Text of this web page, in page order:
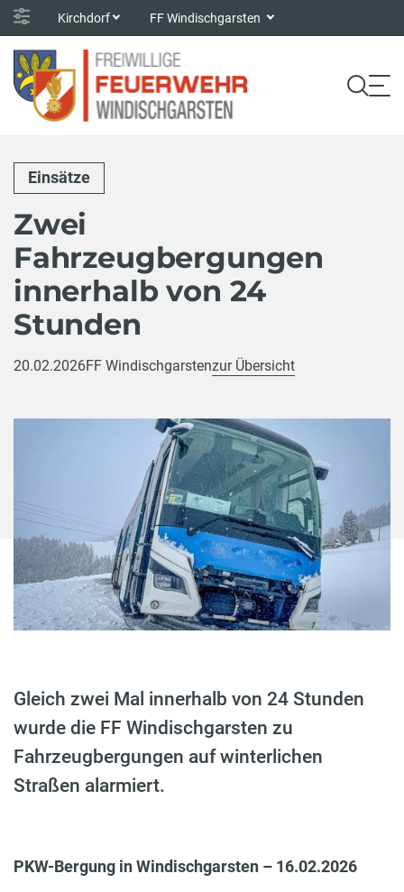
Kirchdorf FF Windischgarsten
Einsätze
Zwei
Fahrzeugbergungen
innerhalb von 24
Stunden
20.02.2026FF Windischgarstenzur Übersicht
Gleich zwei Mal innerhalb von 24 Stunden
wurde die FF Windischgarsten zu
Fahrzeugbergungen auf winterlichen
Straßen alarmiert.
PKW-Bergung in Windischgarsten – 16.02.2026